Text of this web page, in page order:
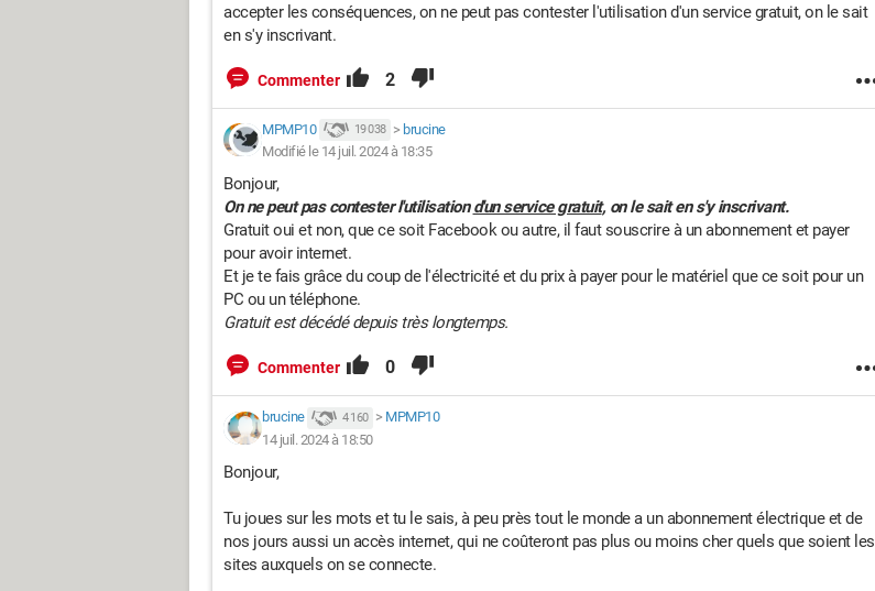
accepter les conséquences, on ne peut pas contester l'utilisation d'un service gratuit, on le sait
en s'y inscrivant.
Commenter 2
MPMP10 19 038 > brucine
Modifié le 14 juil. 2024 à 18:35
Bonjour,
On ne peut pas contester l'utilisationd'un service gratuit, on le sait en s'y inscrivant.
Gratuit oui et non, que ce soit Facebook ou autre, il faut souscrire à un abonnement et payer
pour avoir internet.
Et je te fais grâce du coup de l'électricité et du prix à payer pour le matériel que ce soit pour un
PC ou un téléphone.
Gratuit est décédé depuis très longtemps.
Commenter 0
brucine 4 160 > MPMP10
14 juil. 2024 à 18:50
Bonjour,
Tu joues sur les mots et tu le sais, à peu près tout le monde a un abonnement électrique et de
nos jours aussi un accès internet, qui ne coûteront pas plus ou moins cher quels que soient les
sites auxquels on se connecte.